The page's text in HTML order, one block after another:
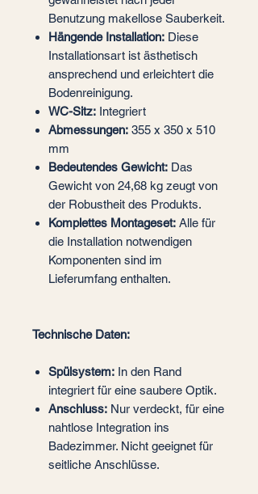
Benutzung makellose Sauberkeit.
Hängende Installation: Diese
Installationsart ist ästhetisch
ansprechend und erleichtert die
Bodenreinigung.
WC-Sitz: Integriert
Abmessungen: 355 x 350 x 510
mm
Bedeutendes Gewicht: Das
Gewicht von 24,68 kg zeugt von
der Robustheit des Produkts.
Komplettes Montageset: Alle für
die Installation notwendigen
Komponenten sind im
Lieferumfang enthalten.
Technische Daten:
Spülsystem: In den Rand
integriert für eine saubere Optik.
Anschluss: Nur verdeckt, für eine
nahtlose Integration ins
Badezimmer. Nicht geeignet für
seitliche Anschlüsse.